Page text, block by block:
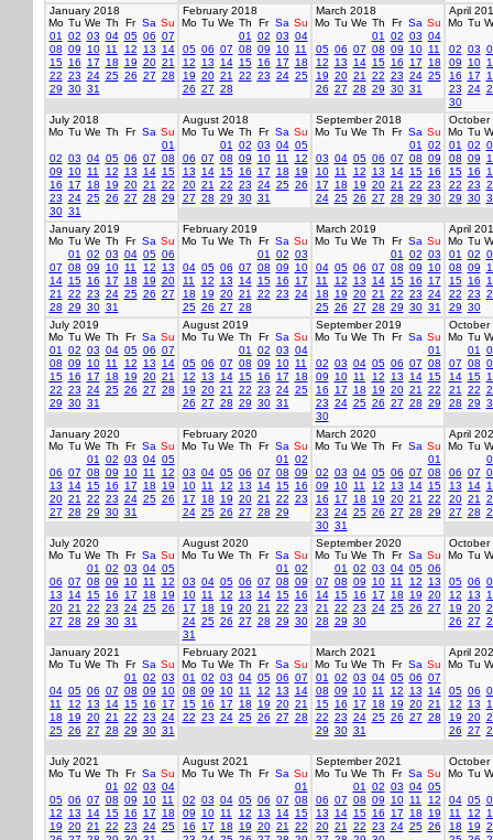
January 2018
Mo Tu We Th Fr Sa Su
01
02 03 04 05 06 07
08 09 10 11 12 13
14
15 16 17 18 19 20 21
22 23 24 25 26 27 28
29 30 31
February 2018
Mo Tu We Th Fr Sa Su
01
02 03 04
05 06 07 08 09 10 11
12
13 14 15 16 17
18
19 20 21 22 23 24 25
26 27 28
March 2018
Mo Tu We Th Fr Sa Su
01
02 03 04
05 06 07 08 09 10 11
12
13 14 15 16 17
18
19 20 21 22 23 24 25
26 27 28 29 30 31
April
Mo Tu
02 03
09
10
16
17
23 24
30
July 2018
Mo Tu We Th Fr Sa Su
01
02 03 04 05 06 07 08
09
10 11 12 13 14 15
16
17 18 19 20 21
22
23 24 25 26 27 28 29
30 31
August 2018
Mo Tu We Th Fr Sa Su
01
02 03 04 05
06 07 08 09 10 11
12
13
14 15 16 17 18
19
20 21 22 23 24 25 26
27 28 29 30 31
September 2018
Mo Tu We Th Fr Sa Su
01
02
03 04 05 06 07 08 09
10 11 12 13 14 15 16
17
18 19 20 21 22 23
24 25 26 27 28 29 30
October
Mo Tu
01
02
08 09
15 16
22 23
29 30
January 2019
Mo Tu We Th Fr Sa Su
01
02 03 04 05 06
07 08 09 10 11 12
13
14 15 16 17 18 19 20
21
22 23 24 25 26 27
28 29 30 31
February 2019
Mo Tu We Th Fr Sa Su
01
02 03
04 05 06 07 08 09
10
11
12 13 14 15 16
17
18
19 20 21 22 23 24
25 26 27 28
March 2019
Mo Tu We Th Fr Sa Su
01
02 03
04 05 06 07 08 09
10
11
12 13 14 15 16
17
18
19 20 21 22 23 24
25 26 27 28 29 30 31
April
Mo Tu
01
02
08 09
15 16
22 23
29 30
July 2019
Mo Tu We Th Fr Sa Su
01
02 03 04 05 06 07
08 09 10 11 12 13
14
15 16 17 18 19 20 21
22 23 24 25 26 27 28
29 30 31
August 2019
Mo Tu We Th Fr Sa Su
01
02 03 04
05 06 07 08 09 10 11
12
13 14 15 16 17
18
19 20 21 22 23 24 25
26 27 28 29 30 31
September 2019
Mo Tu We Th Fr Sa Su
01
02 03 04 05 06 07 08
09
10 11 12 13 14 15
16
17 18 19 20 21
22
23 24 25 26 27 28 29
30
October
Mo Tu
01
07 08
14 15
21
22
28 29
January 2020
Mo Tu We Th Fr Sa Su
01
02 03 04 05
06 07 08 09 10 11
12
13
14 15 16 17 18
19
20 21 22 23 24 25 26
27 28 29 30 31
February 2020
Mo Tu We Th Fr Sa Su
01
02
03 04 05 06 07 08 09
10 11 12 13 14 15 16
17
18 19 20 21 22 23
24 25 26 27 28 29
March 2020
Mo Tu We Th Fr Sa Su
01
02 03 04 05 06 07 08
09
10 11 12 13 14 15
16
17 18 19 20 21
22
23 24 25 26 27 28 29
30 31
April
Mo Tu
06 07
13
14
20 21
27 28
July 2020
Mo Tu We Th Fr Sa Su
01
02 03 04 05
06 07 08 09 10 11
12
13
14 15 16 17 18
19
20 21 22 23 24 25 26
27 28 29 30 31
August 2020
Mo Tu We Th Fr Sa Su
01
02
03 04 05 06 07 08 09
10 11 12 13 14 15 16
17
18 19 20 21 22 23
24 25 26 27 28 29 30
31
September 2020
Mo Tu We Th Fr Sa Su
01
02 03 04 05 06
07 08 09 10 11 12
13
14 15 16 17 18 19 20
21
22 23 24 25 26 27
28 29 30
October
Mo Tu
05 06
12
13
19 20
26 27
January 2021
Mo Tu We Th Fr Sa Su
01
02 03
04 05 06 07 08 09
10
11
12 13 14 15 16
17
18
19 20 21 22 23 24
25 26 27 28 29 30 31
February 2021
Mo Tu We Th Fr Sa Su
01
02 03 04 05 06 07
08 09 10 11 12 13
14
15 16 17 18 19 20 21
22 23 24 25 26 27 28
March 2021
Mo Tu We Th Fr Sa Su
01
02 03 04 05 06 07
08 09 10 11 12 13
14
15 16 17 18 19 20 21
22 23 24 25 26 27 28
29 30 31
April
Mo Tu
05 06
12
13
19 20
26 27
July 2021
Mo Tu We Th Fr Sa Su
01
02 03 04
05 06 07 08 09 10 11
12
13 14 15 16 17
18
19 20 21 22 23 24 25
August 2021
Mo Tu We Th Fr Sa Su
01
02 03 04 05 06 07 08
09
10 11 12 13 14 15
16
17 18 19 20 21
22
September 2021
Mo Tu We Th Fr Sa Su
01
02 03 04 05
06 07 08 09 10 11
12
13
14 15 16 17 18
19
20 21 22 23 24 25 26
October
Mo Tu
04 05
11
12
18
19